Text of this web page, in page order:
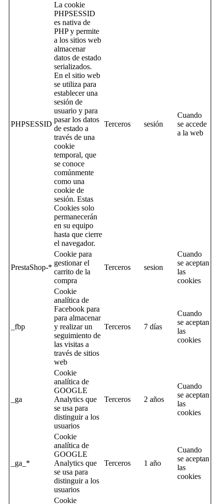
PHPSESSID
La cookie
PHPSESSID
es nativa de
PHP y permite
a los sitios web
almacenar
datos de estado
serializados.
En el sitio web
se utiliza para
establecer una
sesión de
usuario y para
pasar los datos
de estado a
través de una
cookie
temporal, que
se conoce
comúnmente
como una
cookie de
sesión. Estas
Cookies solo
permanecerán
en su equipo
hasta que cierre
el navegador.
Terceros sesión
Cuando
se accede
a la web
PrestaShop-*
Cookie para
gestionar el
carrito de la
compra
Terceros sesion
Cuando
se aceptan
las
cookies
_fbp
Cookie
analítica de
Facebook para
para almacenar
y realizar un
seguimiento de
las visitas a
través de sitios
web
Terceros 7 días
Cuando
se aceptan
las
cookies
_ga
Cookie
analítica de
GOOGLE
Analytics que
se usa para
distinguir a los
usuarios
Terceros 2 años
Cuando
se aceptan
las
cookies
_ga_*
Cookie
analítica de
GOOGLE
Analytics que
se usa para
distinguir a los
usuarios
Terceros 1 año
Cuando
se aceptan
las
cookies
Cookie